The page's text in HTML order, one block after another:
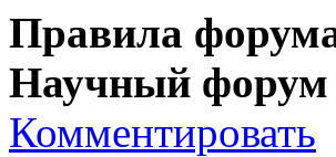
Правила
Научный
Комментировать